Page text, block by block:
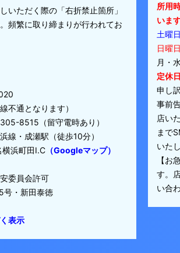
いただく際の「右折禁止箇所」
頻繁に取り締まりが行われてお
不通となります）
8515（留守電時あり）
線・成瀬駅（徒歩10分）
浜町田I.C （Googleマップ）
委員会許可
・新田泰徳
表示
所用
います
土曜
日曜
月・
定休
申し
事前
店い
まで
いた
【お
す。
い合